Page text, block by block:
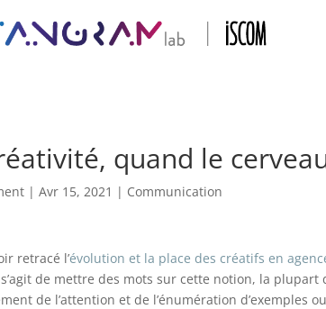
quand le
|Avr 15, 2021 | Communication
retracé l’évolution et la place des créatifs en
de mettre des mots sur cette notion, la
de l’attention et de l’énumération d’exemples